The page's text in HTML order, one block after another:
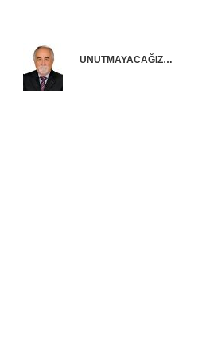
UNUTMAYACAĞIZ…